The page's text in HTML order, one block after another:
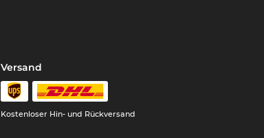
Versand
Kostenloser Hin- und Rückversand